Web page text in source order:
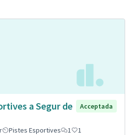
a Segur de
Acceptada
Pistes Esportives 1 1